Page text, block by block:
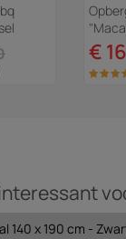
-
€
140 x 190 cm -